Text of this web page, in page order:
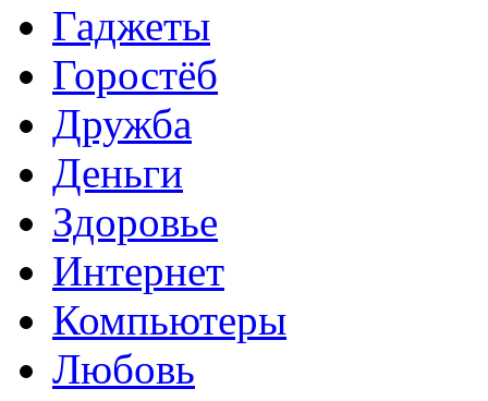
Гаджеты
Горостёб
Дружба
Деньги
Здоровье
Интернет
Компьютеры
Любовь